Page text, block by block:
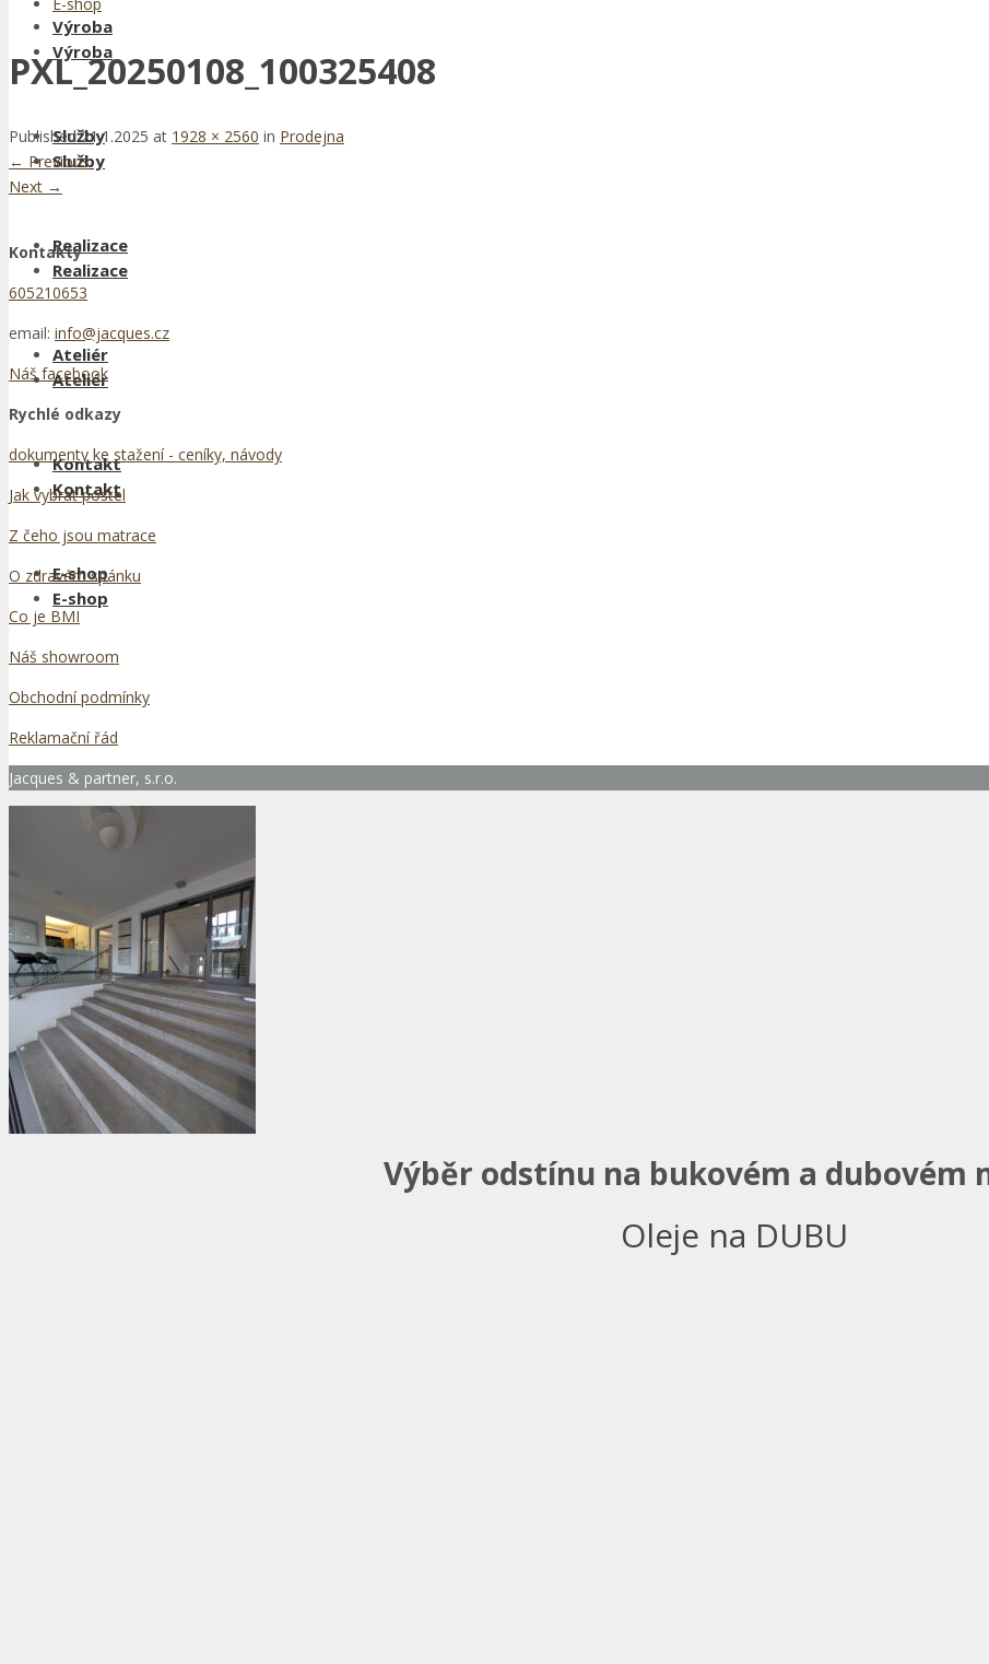
Výroba
Služby
Realizace
Ateliér
Kontakt
E-shop
Výroba
Služby
Realizace
Ateliér
Kontakt
E-shop
PXL_20250108_100325408
Published21.1.2025 at 1928 × 2560 in Prodejna
← Previous
Next →
Kontakty
605210653
email: info@jacques.cz
Náš facebook
Rychlé odkazy
dokumenty ke stažení - ceníky, návody
Jak vybrat postel
Z čeho jsou matrace
O zdravém spánku
Co je BMI
Náš showroom
Obchodní podmínky
Reklamační řád
Jacques & partner, s.r.o.
Výběr odstínu na bukovém a dubovém
Oleje na DUBU